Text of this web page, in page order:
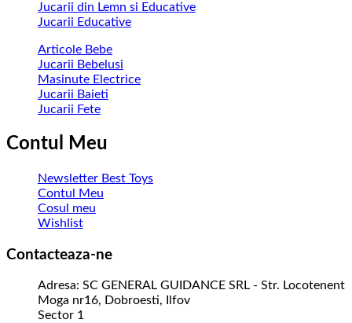
Jucarii din Lemn si Educative
Jucarii Educative
Articole Bebe
Jucarii Bebelusi
Masinute Electrice
Jucarii Baieti
Jucarii Fete
Contul Meu
Newsletter Best Toys
Contul Meu
Cosul meu
Wishlist
Contacteaza-ne
Adresa: SC GENERAL GUIDANCE SRL - Str. Locotenent
Moga nr16, Dobroesti, Ilfov
Sector 1